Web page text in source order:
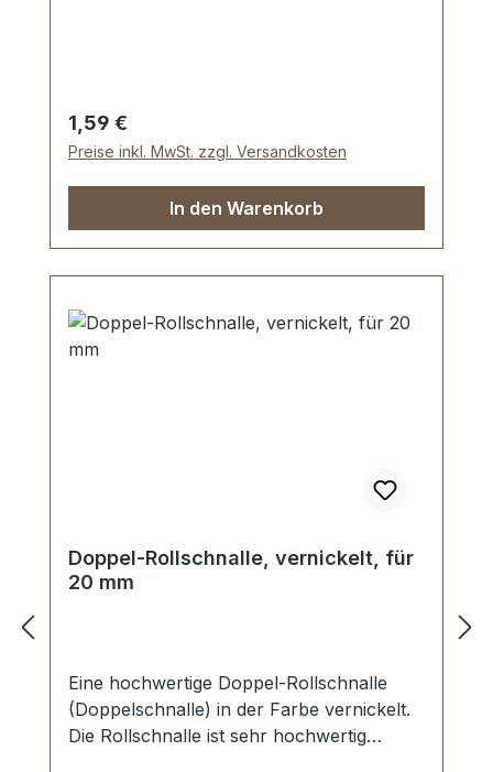
Regulärer Preis:
1,59 €
Preise inkl. MwSt. zzgl. Versandkosten
In den Warenkorb
Doppel-Rollschnalle, vernickelt, für
20 mm
Eine hochwertige Doppel-Rollschnalle
(Doppelschnalle) in der Farbe vernickelt.
Die Rollschnalle ist sehr hochwertig